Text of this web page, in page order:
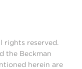
rights reserved.
the Beckman
herein are